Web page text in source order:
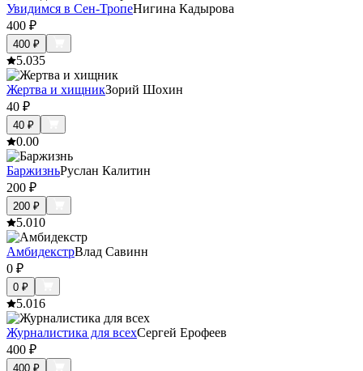
Увидимся в Сен-ТропеНигина Кадырова
400 ₽
400 ₽
5.035
Жертва и хищникЗорий Шохин
40 ₽
40 ₽
0.00
БаржизньРуслан Калитин
200 ₽
200 ₽
5.010
АмбидекстрВлад Савинн
0 ₽
0 ₽
5.016
Журналистика для всехСергей Ерофеев
400 ₽
400 ₽